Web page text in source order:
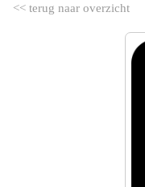
<< terug naar overzicht